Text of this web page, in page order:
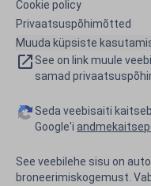
Cookie policy
Privaatsuspõhimõtted
Muuda küpsiste
See on link muule
samad
Seda veebisaiti
Google'i
See veebilehe sisu on
broneerimiskogemust.